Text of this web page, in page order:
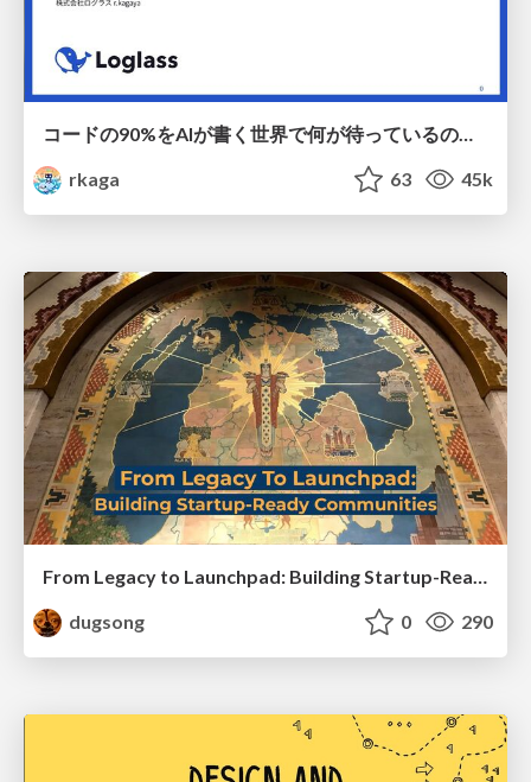
コードの90%をAIが書く世界で何が待っているのか / What awaits us in a world where 90% of the code is written by AI
rkaga
63 45k
dugsong
0 290